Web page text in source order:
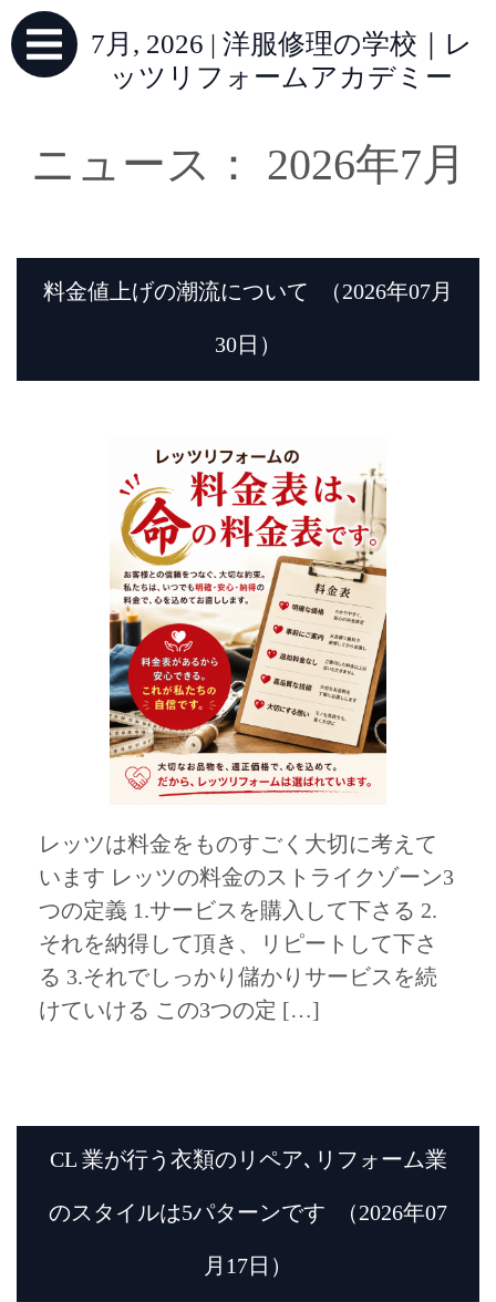
7月, 2026 | 洋服修理の学校｜レ
ッツリフォームアカデミー
ニュース： 2026年7月
料金値上げの潮流について （2026年07月
30日）
レッツは料金をものすごく大切に考えて
います レッツの料金のストライクゾーン3
つの定義 1.サービスを購入して下さる 2.
それを納得して頂き、リピートして下さ
る 3.それでしっかり儲かりサービスを続
けていける この3つの定 […]
CL 業が行う衣類のリペア､リフォーム業
のスタイルは5パターンです （2026年07
月17日）